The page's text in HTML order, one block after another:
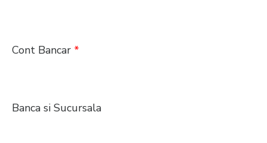
Cont Bancar *
Banca si Sucursala